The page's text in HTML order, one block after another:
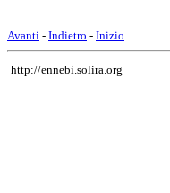
Avanti - Indietro - Inizio
http://ennebi.solira.org